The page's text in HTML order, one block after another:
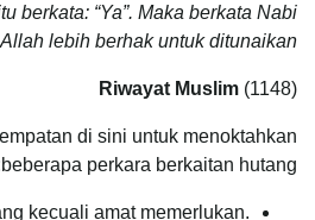
berkata: “Ya”. Maka berkata Nabi
lebih berhak untuk ditunaikan”
Riwayat Muslim (1148)
di sini untuk menoktahkan
beberapa perkara berkaitan hutang:
kecuali amat memerlukan.